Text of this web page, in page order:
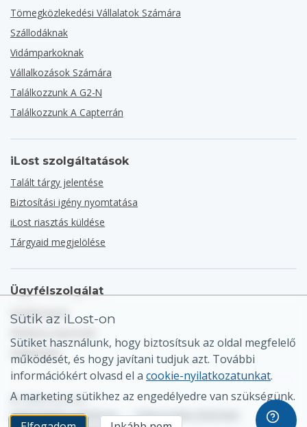
Tömegközlekedési Vállalatok Számára
Szállodáknak
Vidámparkoknak
Vállalkozások Számára
Találkozzunk A G2-N
Találkozzunk A Capterrán
iLost szolgáltatások
Talált tárgy jelentése
Biztosítási igény nyomtatása
iLost riasztás küldése
Tárgyaid megjelölése
Ügyfélszolgálat
Súgóközpont
Oldaltérkép
© 2026 iLost B.V.
Adatvédelmi szabályzat • Felhasználási feltételek
Sütik az iLost-on
Sütiket használunk, hogy biztosítsuk az oldal megfelelő
működését, és hogy javítani tudjuk azt. További
információkért olvasd el a cookie-nyilatkozatunkat.
A marketing sütikhez az engedélyedre van szükségünk.